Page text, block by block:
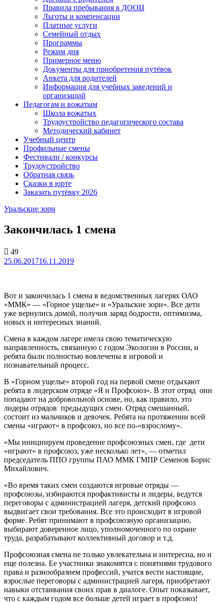
Правила пребывания в ДООЦ
Льготы и компенсации
Платные услуги
Семейный отдых
Программы
Режим дня
Примерное меню
Документы для приобретения путёвок
Анкета для родителей
Информация для учебных заведений и
организаций
Педагогам и вожатым
Школа вожатых
Трудоустройство педагогического состава
Методический кабинет
Учебный центр
Профильные смены
Фестивали / конкурсы
Трудоустройство
Обратная связь
Сказки в юрте
Заказать путёвку 2026
Уральские зори
Закончилась 1 смена
49
25.06.201716.11.2019
Вот и закончилась 1 смена в ведомственных лагерях ОАО
«ММК» — «Горное ущелье» и «Уральские зори». Все дети
уже вернулись домой, получив заряд бодрости, оптимизма,
новых и интересных знаний.
Смена в каждом лагере имела свою тематическую
направленность, связанную с годом Экологии в России, и
ребята были полностью вовлечены в игровой и
познавательный процесс.
В «Горном ущелье» второй год на первой смене отдыхают
ребята в лидерском отряде «Я и Профсоюз». В этот отряд они
попадают на добровольной основе, но, как правило, это
лидеры отрядов предыдущих смен. Отряд смешанный,
состоит из мальчиков и девочек. Ребята на протяжении всей
смены «играют» в профсоюз, но все по-«взрослому».
«Мы инициируем проведение профсоюзных смен, где дети
«играют» в профсоюз, уже несколько лет», — отметил
председатель ППО группы ПАО ММК ГМПР Семенов Борис
Михайлович.
«Во время таких смен создаются игровые отряды —
профсоюзы, избираются профактивисты и лидеры, ведутся
переговоры с администрацией лагеря, детский профсоюз
выдвигает свои требования. Все это происходит в игровой
форме. Ребят принимают в профсоюзную организацию,
выбирают доверенное лицо, уполномоченного по охране
труда, разрабатывают коллективный договор и т.д.
Профсоюзная смена не только увлекательна и интересна, но и
еще полезна. Ее участники знакомятся с понятиями трудового
права и разнообразием профессий, учатся вести настоящие,
взрослые переговоры с администрацией лагеря, приобретают
навыки отстаивания своих прав в диалоге. Опыт показывает,
что с каждым годом все больше детей играет в профсоюз!